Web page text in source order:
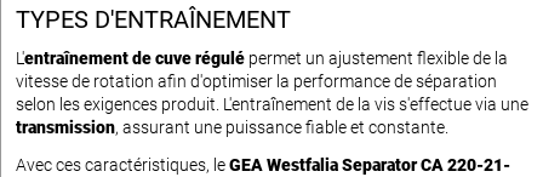
TYPES D'ENTRAÎNEMENT
L'entraînement de cuve régulé permet un ajustement flexible de la
vitesse de rotation afin d'optimiser la performance de séparation
selon les exigences produit. L'entraînement de la vis s'effectue via une
transmission, assurant une puissance fiable et constante.
Avec ces caractéristiques, leGEA Westfalia Separator CA 220-21-